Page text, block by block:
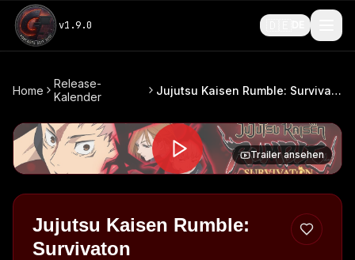
v1.9.0
Home
Release-
Kalender
Jujutsu Kaisen Rumble: Survivaton
Trailer ansehen
Jujutsu Kaisen Rumble:
Survivaton